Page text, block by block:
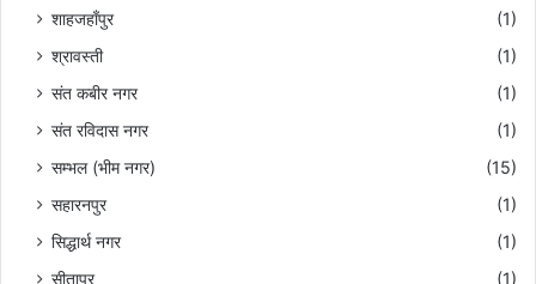
शाहजहाँपुर
(1)
श्रावस्ती
(1)
संत कबीर नगर
(1)
संत रविदास नगर
(1)
सम्भल (भीम नगर)
(15)
सहारनपुर
(1)
सिद्धार्थ नगर
(1)
सीतापुर
(1)